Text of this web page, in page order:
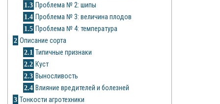
Драцена
Замиокулькас
Петуния
Рецепты
О сайте
1.3 Проблема № 2: шипы
1.4 Проблема № 3: величина плодов
1.5 Проблема № 4: температура
2 Описание сорта
2.1 Типичные признаки
2.2 Куст
2.3 Выносливость
2.4 Влияние вредителей и болезней
3 Тонкости агротехники